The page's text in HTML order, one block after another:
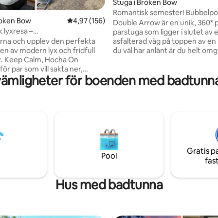
betyg, 166 omdömen
Bow 4,97 av 5 i genomsnittligt betyg, 156
4,97 (156)
lyxresa –
eldstad
och upplev den perfekta
av modern lyx och fridfull
Keep Calm, Hocha On
par som vill sakta ner,
och njuta av en verkligt
Vi ligger
– men känns ändå som en
om du firar ett
bara behöver komma bort
stuga gjord för
Stuga i Broken Bow
Romantisk semester!
eldstad och spel
Double Arrow är en unik, 360*
parstuga som ligger i slutet av
asfalterad väg på toppen av en
du väl har anlänt är du helt
toppen av trädens utsikt på
däcket medan du kopplar av i
bekvämligheter som kommer
behandla romantiska utflykter
lilla familj!
för boenden med
Pool
Gratis
Hus med badtunna